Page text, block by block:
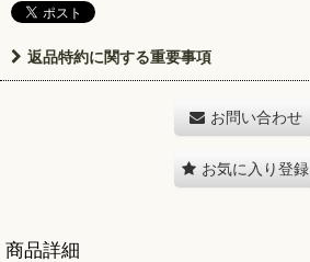
返品特約に関する重要事項
お問い合わせ
お気に入り登録
商品詳細